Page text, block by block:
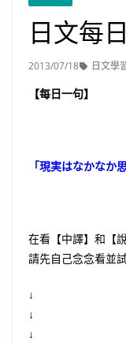
日文每
2013/07/18 日文學
【每日一句】
「現実はなかなか
在看【中譯】和【
請先自己念念看並
↓
↓
↓